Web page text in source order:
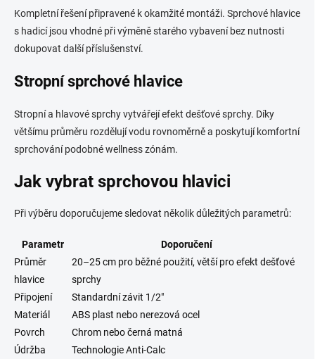
Kompletní řešení připravené k okamžité montáži. Sprchové hlavice
s hadicí jsou vhodné při výměně starého vybavení bez nutnosti
dokupovat další příslušenství.
Stropní sprchové hlavice
Stropní a hlavové sprchy vytvářejí efekt dešťové sprchy. Díky
většímu průměru rozdělují vodu rovnoměrně a poskytují komfortní
sprchování podobné wellness zónám.
Jak vybrat sprchovou hlavici
Při výběru doporučujeme sledovat několik důležitých parametrů:
Parametr
Doporučení
Průměr
hlavice
20–25 cm pro běžné použití, větší pro efekt dešťové
sprchy
Připojení
Standardní závit 1/2"
Materiál
ABS plast nebo nerezová ocel
Povrch
Chrom nebo černá matná
Údržba
Technologie Anti-Calc